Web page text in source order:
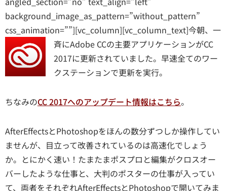
background_image_as_pattern=”without_pattern”
css_animation=””][vc_column][vc_column_text]今朝、一
斉にAdobe CCの主要アプリケーションがCC
2017に更新されていました。早速全てのワー
クステーションで更新を実行。
ちなみのCC 2017へのアップデート情報はこちら。
AfterEffectsとPhotoshopをほんの数分ずつしか操作してい
ませんが、目立って改善されているのは高速化でしょう
か。とにかく速い！たまたまポスプロと編集がクロスオー
バーしたような仕事と、大判のポスターの仕事が入ってい
て、両者をそれぞれAfterEffectsとPhotoshopで開いてみま